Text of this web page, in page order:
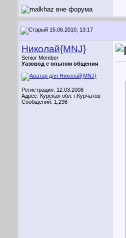
15.06.2010, 13:17
Николай{MNJ}
Senior Member
Уазовод с опытом общения
Регистрация: 12.03.2008
Адрес: Курская обл. г.Курчатов
Сообщений: 1,298